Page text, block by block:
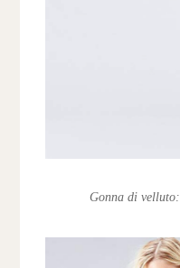
Gonna di velluto: